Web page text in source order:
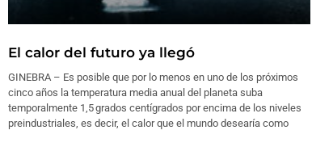
El calor del futuro ya llegó
GINEBRA – Es posible que por lo menos en uno de los próximos
cinco años la temperatura media anual del planeta suba
temporalmente 1,5 grados centígrados por encima de los niveles
preindustriales, es decir, el calor que el mundo desearía como